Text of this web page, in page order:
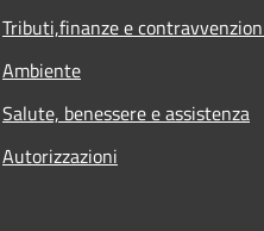
Tributi,finanze e
Ambiente
Salute, benessere e assistenza
Autorizzazioni